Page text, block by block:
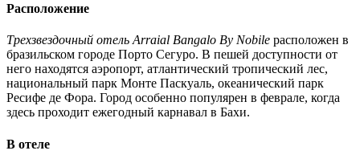
Расположение
Трехзвездочный отель Arraial Bangalo By Nobile расположен в
бразильском городе Порто Сегуро. В пешей доступности от
него находятся аэропорт, атлантический тропический лес,
национальный парк Монте Паскуаль, океанический парк
Ресифе де Фора. Город особенно популярен в феврале, когда
здесь проходит ежегодный карнавал в Бахи.
В отеле